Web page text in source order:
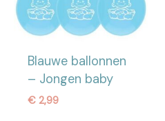
Blauwe ballonnen
– Jongen baby
€2,99